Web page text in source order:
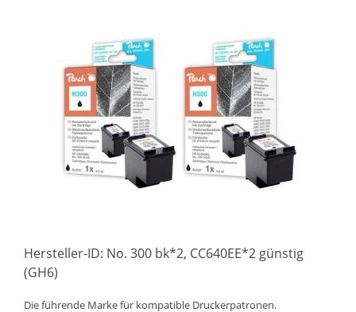
Hersteller-ID: No. 300 bk*2, CC640EE*2 günstig
(GH6)
Die führende Marke für kompatible Druckerpatronen.